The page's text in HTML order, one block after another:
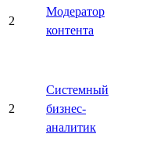
2
Модератор
контента
2
Системный
бизнес-
аналитик